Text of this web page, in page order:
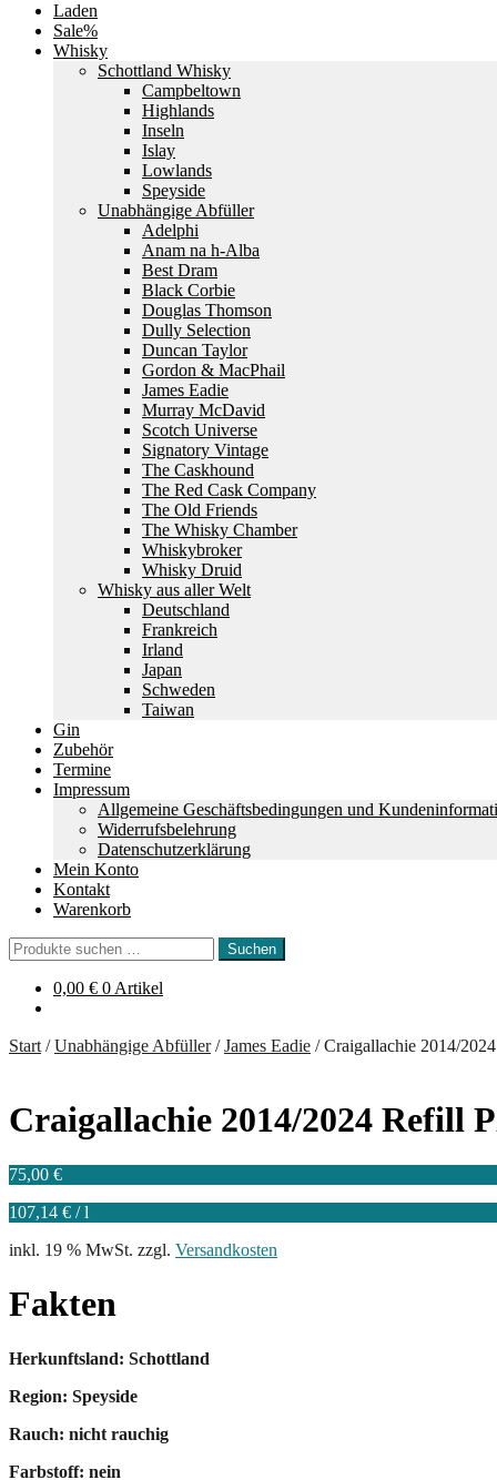
Laden
Sale%
Whisky
Schottland Whisky
Campbeltown
Highlands
Inseln
Islay
Lowlands
Speyside
Unabhängige Abfüller
Adelphi
Anam na h-Alba
Best Dram
Black Corbie
Douglas Thomson
Dully Selection
Duncan Taylor
Gordon & MacPhail
James Eadie
Murray McDavid
Scotch Universe
Signatory Vintage
The Caskhound
The Red Cask Company
The Old Friends
The Whisky Chamber
Whiskybroker
Whisky Druid
Whisky aus aller Welt
Deutschland
Frankreich
Irland
Japan
Schweden
Taiwan
Gin
Zubehör
Termine
Impressum
Allgemeine Geschäftsbedingungen und
Widerrufsbelehrung
Datenschutzerklärung
Mein Konto
Kontakt
Warenkorb
Suchen
nach:
Suchen
0,00 € 0 Artikel
Start /Unabhängige Abfüller/James Eadie /Craigallachie 2014/
Craigallachie 2014/2024 Refill
75,00 €
107,14 € /l
inkl. 19 % MwSt. zzgl. Versandkosten
Fakten
Herkunftsland: Schottland
Region: Speyside
Rauch: nicht rauchig
Farbstoff: nein